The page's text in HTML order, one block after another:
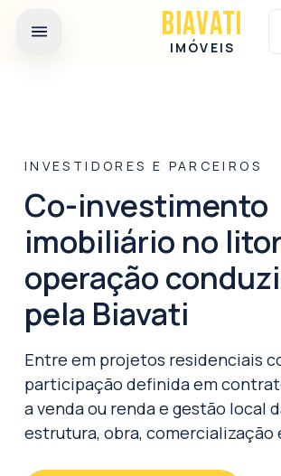
Ir para o conteúdo principal
BIAVATI
IMÓVEIS
INVESTIDORES E PARCEIROS
Co-investimento
imobiliário no
operação
pela Biavati
Entre em projetos residenciais
participação definida em
a venda ou renda e gestão local
estrutura, obra, comercialização